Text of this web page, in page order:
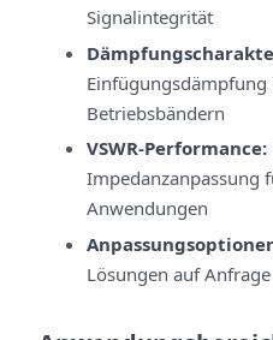
Signalintegrität
Betriebsbändern
VSWR-Performance:
Impedanzanpassung
Anwendungen
Lösungen auf Anfrage